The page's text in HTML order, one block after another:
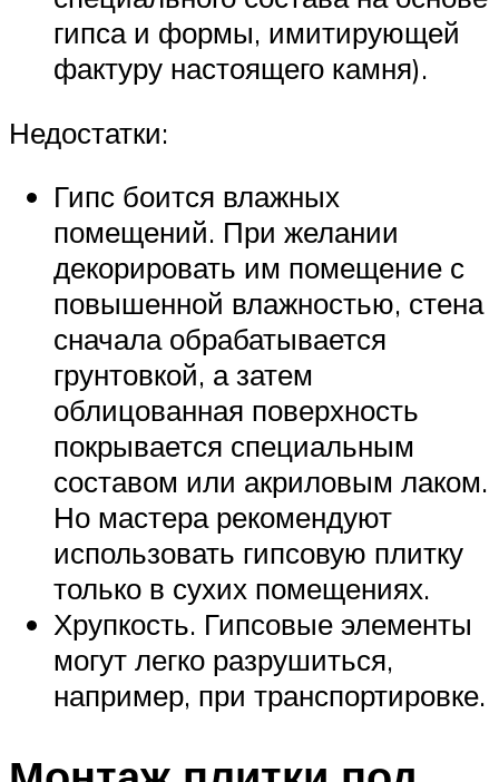
гипса и формы, имитирующей
фактуру настоящего камня).
Недостатки:
Гипс боится влажных
помещений. При желании
декорировать им помещение с
повышенной влажностью, стена
сначала обрабатывается
грунтовкой, а затем
облицованная поверхность
покрывается специальным
составом или акриловым лаком.
Но мастера рекомендуют
использовать гипсовую плитку
только в сухих помещениях.
Хрупкость. Гипсовые элементы
могут легко разрушиться,
например, при транспортировке.